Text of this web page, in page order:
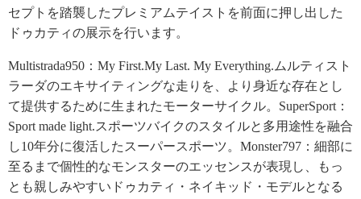
セプトを踏襲したプレミアムテイストを前面に押し出した
ドゥカティの展示を行います。
Multistrada950：My First.My Last. My Everything.ムルティスト
ラーダのエキサイティングな走りを、より身近な存在とし
て提供するために生まれたモーターサイクル。SuperSport：
Sport made light.スポーツバイクのスタイルと多用途性を融合
し10年分に復活したスーパースポーツ。Monster797：細部に
至るまで個性的なモンスターのエッセンスが表現し、もっ
とも親しみやすいドゥカティ・ネイキッド・モデルとなる